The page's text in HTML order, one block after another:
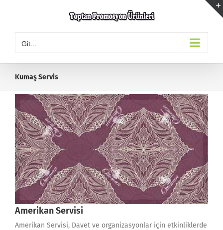
Git...
Kumaş Servis
Amerikan Servisi
Amerikan Servisi, Davet ve organizasyonlar için etkinliklerde